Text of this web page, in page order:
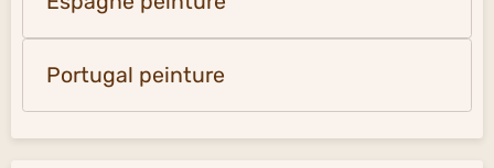
Portugal peinture